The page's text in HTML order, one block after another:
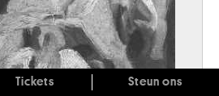
Tickets Steun ons